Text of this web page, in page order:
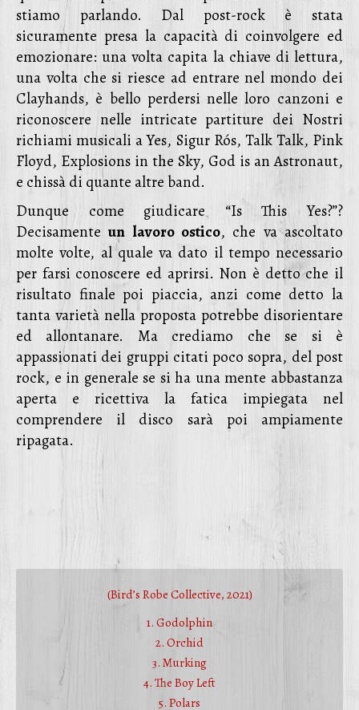
stiamo parlando. Dal post-rock è stata
sicuramente presa la capacità di coinvolgere ed
emozionare: una volta capita la chiave di lettura,
una volta che si riesce ad entrare nel mondo dei
Clayhands, è bello perdersi nelle loro canzoni e
riconoscere nelle intricate partiture dei Nostri
richiami musicali a Yes, Sigur Rós, Talk Talk, Pink
Floyd, Explosions in the Sky, God is an Astronaut,
e chissà di quante altre band.
Dunque come giudicare “Is This Yes?”?
Decisamenteun lavoro ostico, che va ascoltato
molte volte, al quale va dato il tempo necessario
per farsi conoscere ed aprirsi. Non è detto che il
risultato finale poi piaccia, anzi come detto la
tanta varietà nella proposta potrebbe disorientare
ed allontanare. Ma crediamo che se si è
appassionati dei gruppi citati poco sopra, del post
rock, e in generale se si ha una mente abbastanza
aperta e ricettiva la fatica impiegata nel
comprendere il disco sarà poi ampiamente
ripagata.
(Bird’s Robe Collective, 2021)
1. Godolphin
2. Orchid
3. Murking
4. The Boy Left
5. Polars